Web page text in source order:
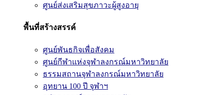
ศูนย์ส่งเสริมสุขภาวะผู้สูงอายุ
พื้นที่สร้างสรรค์
ศูนย์พันธกิจเพื่อสังคม
ศูนย์กีฬาแห่งจุฬาลงกรณ์มหาวิทยาลัย
ธรรมสถานจุฬาลงกรณ์มหาวิทยาลัย
อุทยาน 100 ปี จุฬาฯ